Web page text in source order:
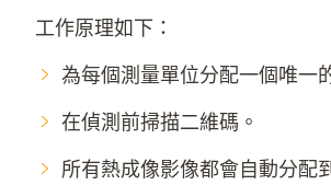
工作原理如下：
為每個測量單位分配一個唯一
在偵測前掃描二維碼。
所有熱成像影像都會自動分配